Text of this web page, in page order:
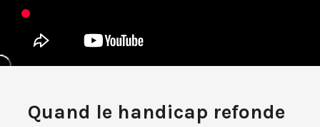
Quand le handicap refonde